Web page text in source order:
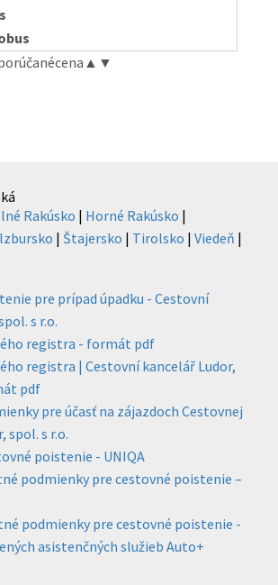
cena ▲ ▼
Rakúsko | Horné Rakúsko |
| Štajersko | Tirolsko | Viedeň |
pre prípad úpadku - Cestovní
s r.o.
registra - formát pdf
registra | Cestovní kancelář Ludor,
pdf
pre účasť na zájazdoch Cestovnej
spol. s r.o.
poistenie - UNIQA
podmienky pre cestovné poistenie –
podmienky pre cestovné poistenie -
asistenčných služieb Auto+